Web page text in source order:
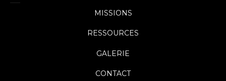
MISSIONS
RESSOURCES
GALERIE
CONTACT